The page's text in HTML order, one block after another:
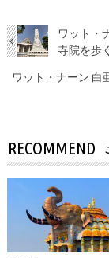
ワット・
寺院を歩
ワット・ナーン 白
RECOMMEND